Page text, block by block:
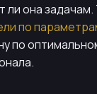
ли она
по
по